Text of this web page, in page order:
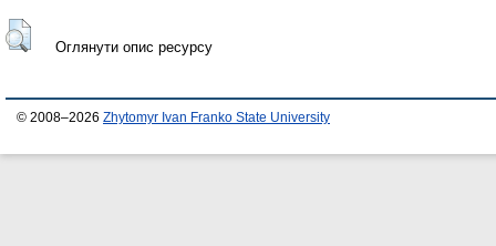
Оглянути опис ресурсу
© 2008–2026 Zhytomyr Ivan Franko State University